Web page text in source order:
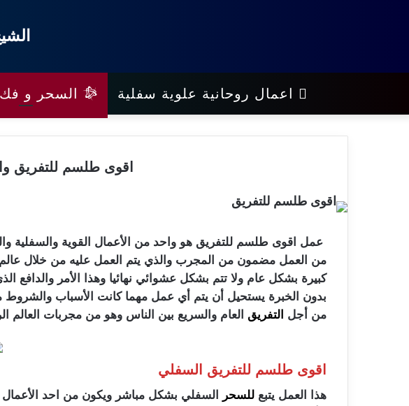
اعمال روحانية علوية سفلية السحر و
اقوى طلسم للتفريق
عمل اقوى طلسم للتفريق هو واحد من الأعمال القوية والسفلية
من العمل مضمون من المجرب والذي يتم العمل عليه من خلال عالم
كبيرة بشكل عام ولا تتم بشكل عشوائي نهائيا وهذا الأمر والدافع
بدون الخبرة يستحيل أن يتم أي عمل مهما كانت الأسباب والشروط
من أجل التفريق العام والسريع بين الناس وهو من مجربات
اقوى طلسم للتفريق السفلي
هذا العمل يتبع للسحر
السفلي بشكل مباشر ويكون من احد